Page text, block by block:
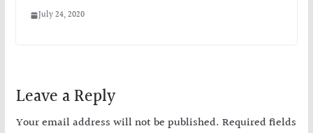
July 24, 2020
Leave a Reply
Your email address will not be published. Required fields